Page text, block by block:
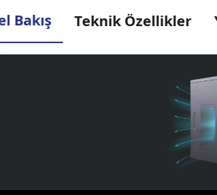
Bakış Teknik Özellikler